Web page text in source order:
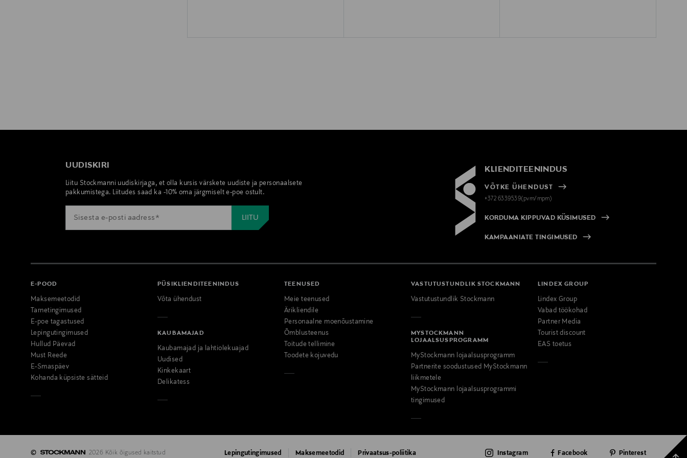
UUDISKIRI
Liitu Stockmanni uudiskirjaga, et olla kursis värskete uudiste ja personaalsete
pakkumistega. Liitudes saad ka -10% oma järgmiselt e-poe ostult.
KLIENDITEENINDUS
VÕTKE ÜHENDUST
+372 6339539(pvm/mpm)
KORDUMA KIPPUVAD KÜSIMUSED
KAMPAANIATE TINGIMUSED
E-POOD
Maksemeetodid
Tarnetingimused
E-poe tagastused
Lepingutingimused
Hullud Päevad
Must Reede
E-Smaspäev
Kohanda küpsiste sätteid
PÜSIKLIENDITEENINDUS
Võta ühendust
KAUBAMAJAD
Kaubamajad ja lahtiolekuajad
Uudised
Kinkekaart
Delikatess
TEENUSED
Meie teenused
Ärikliendile
Personaalne moenõustamine
Õmblusteenus
Toitude tellimine
Toodete kojuvedu
VASTUTUSTUNDLIK STOCKMANN
Vastutustundlik Stockmann
MYSTOCKMANN
LOJAALSUSPROGRAMM
MyStockmann lojaalsusprogramm
Partnerite soodustused MyStockmann
liikmetele
MyStockmann lojaalsusprogrammi
tingimused
LINDEX GROUP
Lindex Group
Vabad töökohad
Partner Media
Tourist discount
EAS toetus
© 2026 Kõik õigused kaitstud Lepingutingimused Maksemeetodid Privaatsus-poliitika Instagram Facebook Pinterest